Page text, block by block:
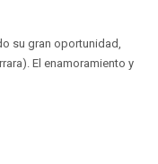
su gran oportunidad,
El enamoramiento y